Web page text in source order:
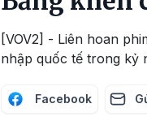
[VOV2] - Liên hoan
nhập quốc tế trong kỷ
Facebook